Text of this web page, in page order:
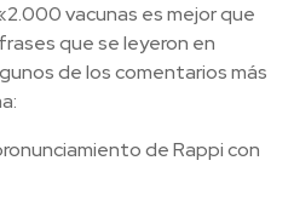
vacunas es mejor que
que se leyeron en
de los comentarios más
de Rappi con